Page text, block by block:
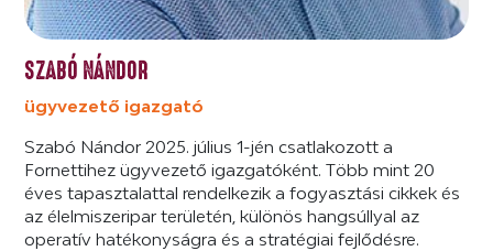
SZABÓ NÁNDOR
ügyvezető igazgató
Szabó Nándor 2025. július 1-jén csatlakozott a
Fornettihez ügyvezető igazgatóként. Több mint 20
éves tapasztalattal rendelkezik a fogyasztási cikkek és
az élelmiszeripar területén, különös hangsúllyal az
operatív hatékonyságra és a stratégiai fejlődésre.